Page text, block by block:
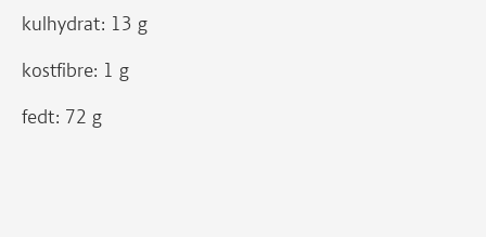
kulhydrat: 13 g
kostfibre: 1 g
fedt: 72 g